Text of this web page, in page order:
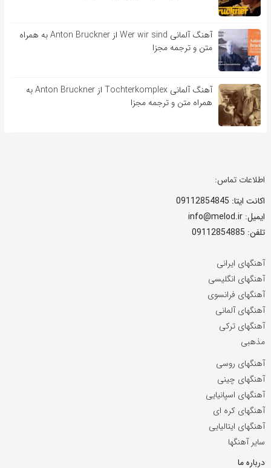
آهنگ آلمانی Wer wir sind از Anton Bruckner به همراه
متن و ترجمه مجزا
آهنگ آلمانی Tochterkomplex از Anton Bruckner به
همراه متن و ترجمه مجزا
اطلاعات تماس:
اکانت ایتا: 09112854845
ایمیل: info@melod.ir
تلفن: 09112854885
آهنگهای ایرانی
آهنگهای انگلیسی
آهنگهای فرانسوی
آهنگهای آلمانی
آهنگهای ترکی
مذهبی
آهنگهای روسی
آهنگهای چینی
آهنگهای اسپانیایی
آهنگهای کره ای
آهنگهای ایتالیایی
سایر آهنگها
درباره ما